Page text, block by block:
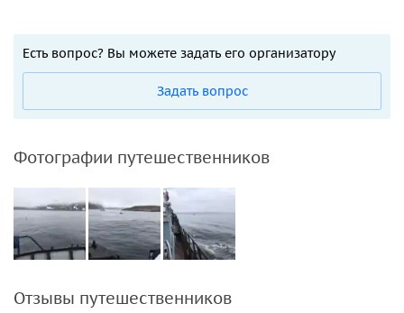
Есть вопрос? Вы можете задать его организатору
Задать вопрос
Фотографии путешественников
Отзывы путешественников